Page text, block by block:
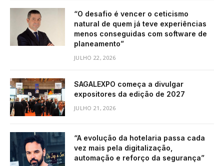
“O desafio é vencer o ceticismo
natural de quem já teve experiências
menos conseguidas com software de
planeamento”
JULHO 22, 2026
SAGALEXPO começa a divulgar
expositores da edição de 2027
JULHO 21, 2026
“A evolução da hotelaria passa cada
vez mais pela digitalização,
automação e reforço da segurança”